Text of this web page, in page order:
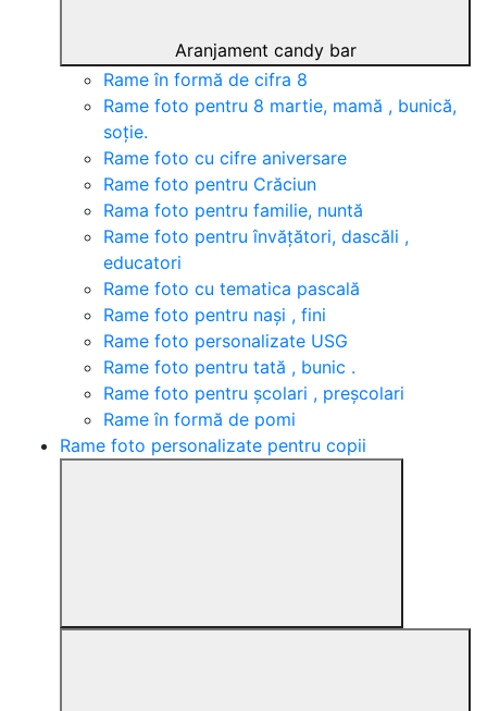
Aranjament candy bar
Rame în formă de cifra 8
Rame foto pentru 8 martie, mamă , bunică,
soție.
Rame foto cu cifre aniversare
Rame foto pentru Crăciun
Rama foto pentru familie, nuntă
Rame foto pentru învățători, dascăli ,
educatori
Rame foto cu tematica pascală
Rame foto pentru nași , fini
Rame foto personalizate USG
Rame foto pentru tată , bunic .
Rame foto pentru școlari , preșcolari
Rame în formă de pomi
Rame foto personalizate pentru copii